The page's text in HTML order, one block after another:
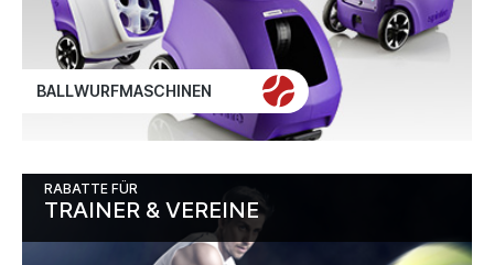
BALLWURFMASCHINEN
RABATTE FÜR
TRAINER & VEREINE